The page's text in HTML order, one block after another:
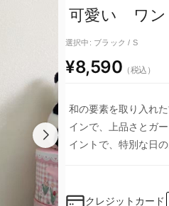
可愛い ワ
選択中: ブラック / S
¥8,590 （税込）
和の要素を取り入れ
インで、上品さとガ
イントで、特別な日
クレジットカード